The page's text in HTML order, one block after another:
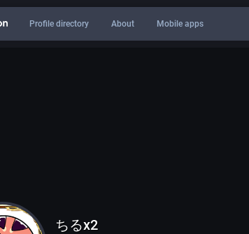
Profile directory About Mobile apps
ちるx2